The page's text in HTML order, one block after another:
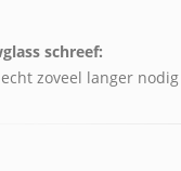
schreef:
zoveel langer